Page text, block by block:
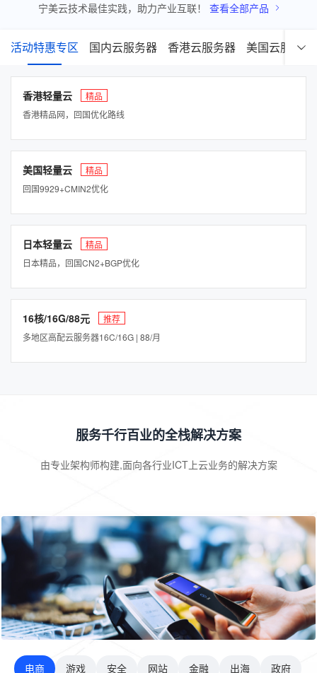
宁美云技术最佳实践，助力产业互联！ 查看全部产品
活动特惠专区 国内云服务器 香港云服务器 美国云服务器
香港轻量云
精品
香港精品网，回国优化路线
美国轻量云
精品
回国9929+CMIN2优化
日本轻量云
精品
日本精品，回国CN2+BGP优化
16核/16G/88元
推荐
多地区高配云服务器16C/16G | 88/月
服务千行百业的全栈解决方案
由专业架构师构建,面向各行业ICT上云业务的解决方案
电商 游戏 安全 网站 金融 出海 政府